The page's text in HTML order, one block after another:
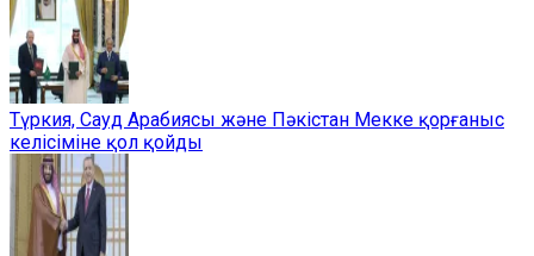
Түркия, Сауд Арабиясы және Пәкістан Мекке қорғаныс
келісіміне қол қойды